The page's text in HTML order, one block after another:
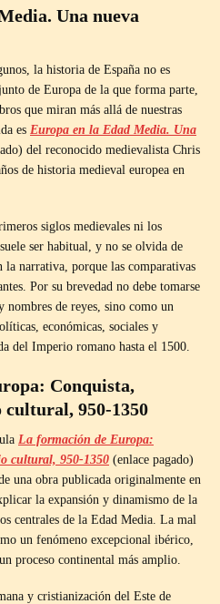
Una nueva
la historia de España no es
de Europa de la que forma parte,
que miran más allá de nuestras
es Europa en la Edad Media. Una
del reconocido medievalista Chris
de historia medieval europea en
siglos medievales ni los
ser habitual, y no se olvida de
narrativa, porque las comparativas
Por su brevedad no debe tomarse
nombres de reyes, sino como un
económicas, sociales y
del Imperio romano hasta el 1500.
Conquista,
cultural, 950-1350
La formación de Europa:
cultural, 950-1350 (enlace pagado)
una obra publicada originalmente en
la expansión y dinamismo de la
centrales de la Edad Media. La mal
un fenómeno excepcional ibérico,
proceso continental más amplio.
y cristianización del Este de